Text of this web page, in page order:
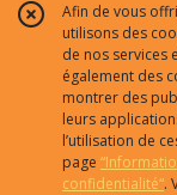
Afin de vous
utilisons des
de nos services
également des
montrer des
leurs
l’utilisation de
page
confidentialité“.